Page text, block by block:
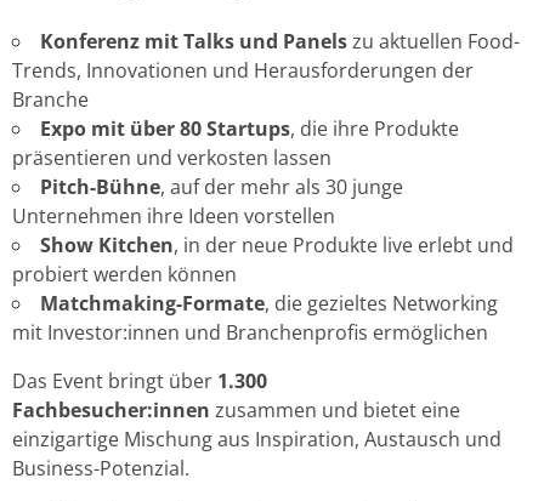
Konferenz mit Talks und Panelszu aktuellen Food-
Trends, Innovationen und Herausforderungen der
Branche
Expo mit über 80 Startups, die ihre Produkte
präsentieren und verkosten lassen
Pitch-Bühne, auf der mehr als 30 junge
Unternehmen ihre Ideen vorstellen
Show Kitchen, in der neue Produkte live erlebt und
probiert werden können
Matchmaking-Formate, die gezieltes Networking
mit Investor:innen und Branchenprofis ermöglichen
Das Event bringt über 1.300
Fachbesucher:innen zusammen und bietet eine
einzigartige Mischung aus Inspiration, Austausch und
Business-Potenzial.